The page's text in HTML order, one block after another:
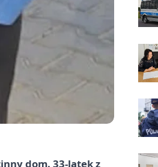
dom. 33-latek z